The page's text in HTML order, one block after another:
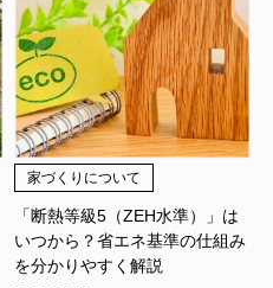
家づくりについて
「断熱等級5（ZEH水準）」は
いつから？省エネ基準の仕組み
を分かりやすく解説